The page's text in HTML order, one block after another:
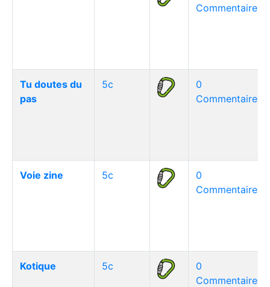
Commentaire(s)
Tu doutes du
pas
5c
0
Commentaire(s)
Voie zine 5c
0
Commentaire(s)
Kotique 5c
0
Commentaire(s)